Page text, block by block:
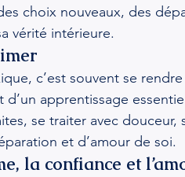
choix nouveaux, des
vérité intérieure.
c’est souvent se
apprentissage
se traiter avec douceur,
et d’amour de soi.
la confiance et